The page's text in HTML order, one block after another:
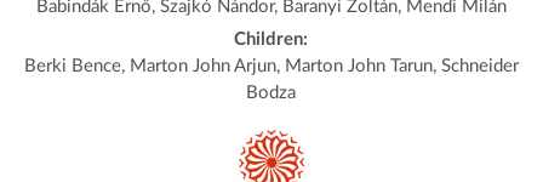
Babindák Ernő, Szajkó Nándor, Baranyi Zoltán, Mendi Milán
Children:
Berki Bence, Marton John Arjun, Marton John Tarun, Schneider
Bodza